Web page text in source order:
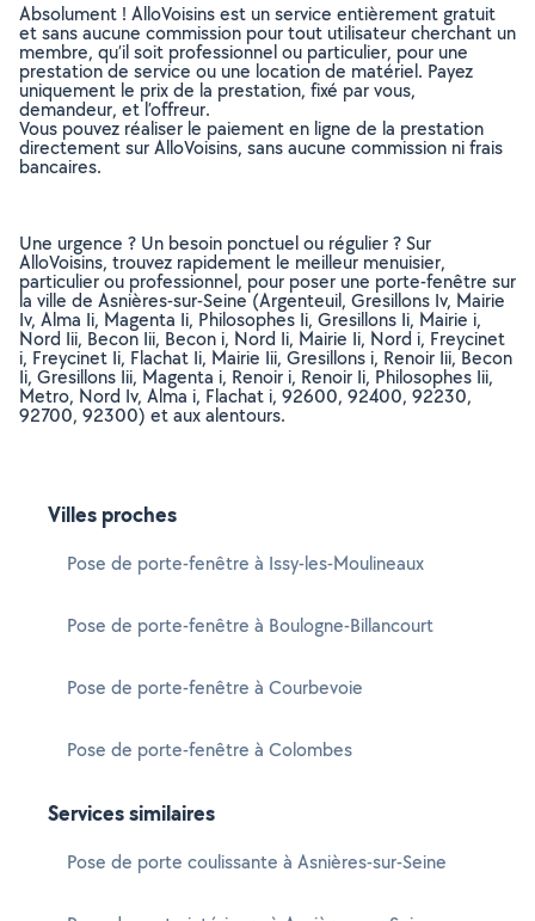
Absolument ! AlloVoisins est un service entièrement gratuit
et sans aucune commission pour tout utilisateur cherchant un
membre, qu’il soit professionnel ou particulier, pour une
prestation de service ou une location de matériel. Payez
uniquement le prix de la prestation, fixé par vous,
demandeur, et l’offreur.
Vous pouvez réaliser le paiement en ligne de la prestation
directement sur AlloVoisins, sans aucune commission ni frais
bancaires.
Une urgence ? Un besoin ponctuel ou régulier ? Sur
AlloVoisins, trouvez rapidement le meilleur menuisier,
particulier ou professionnel, pour poser une porte-fenêtre sur
la ville de Asnières-sur-Seine (Argenteuil, Gresillons Iv, Mairie
Iv, Alma Ii, Magenta Ii, Philosophes Ii, Gresillons Ii, Mairie i,
Nord Iii, Becon Iii, Becon i, Nord Ii, Mairie Ii, Nord i, Freycinet
i, Freycinet Ii, Flachat Ii, Mairie Iii, Gresillons i, Renoir Iii, Becon
Ii, Gresillons Iii, Magenta i, Renoir i, Renoir Ii, Philosophes Iii,
Metro, Nord Iv, Alma i, Flachat i, 92600, 92400, 92230,
92700, 92300) et aux alentours.
Villes proches
Pose de porte-fenêtre à Issy-les-Moulineaux
Pose de porte-fenêtre à Boulogne-Billancourt
Pose de porte-fenêtre à Courbevoie
Pose de porte-fenêtre à Colombes
Services similaires
Pose de porte coulissante à Asnières-sur-Seine